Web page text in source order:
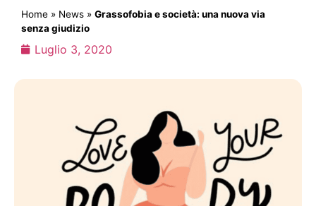
Home » News » Grassofobia e società: una nuova via
senza giudizio
Luglio 3, 2020